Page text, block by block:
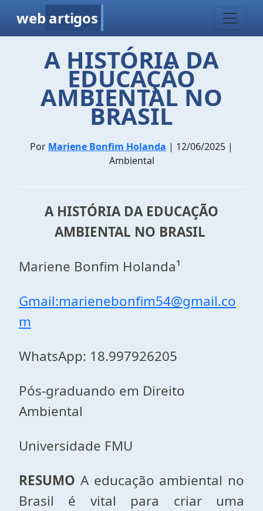
web artigos
A HISTÓRIA DA
EDUCAÇÃO
AMBIENTAL NO
BRASIL
Por Mariene Bonfim Holanda | 12/06/2025 |
Ambiental
A HISTÓRIA DA EDUCAÇÃO
AMBIENTAL NO BRASIL
Mariene Bonfim Holanda¹
Gmail:marienebonfim54@gmail.co
m
WhatsApp: 18.997926205
Pós-graduando em Direito
Ambiental
Universidade FMU
RESUMO A educação ambiental no
Brasil é vital para criar uma